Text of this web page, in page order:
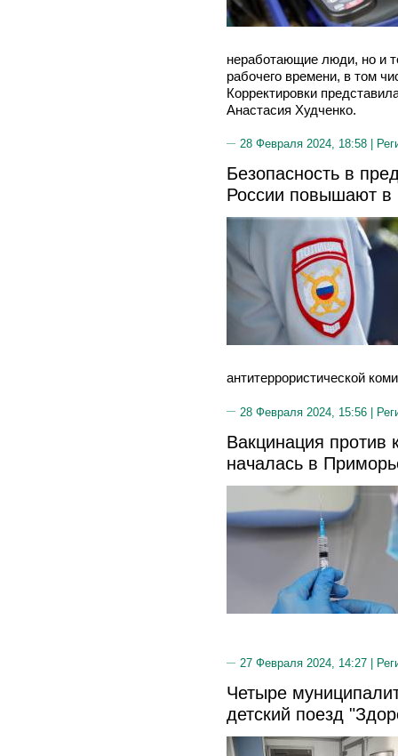
неработающие люди, но и
рабочего времени, в том
Корректировки
Анастасия Худченко.
28 Февраля 2024, 18:58 |
Безопасность в
России повышают в
антитеррористической
28 Февраля 2024, 15:56 |
Вакцинация против
началась в
27 Февраля 2024, 14:27 |
Четыре
детский поезд